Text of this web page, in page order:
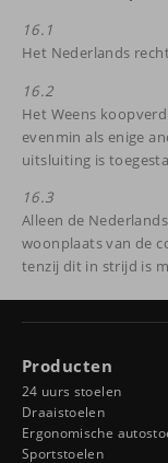
16.1
Het Nederlands
16.2
Het Weens
evenmin als enige
uitsluiting is
16.3
Alleen de
woonplaats van de
tenzij dit in strijd is
Producten
24 uurs stoelen
Draaistoelen
Ergonomische
Sportstoelen